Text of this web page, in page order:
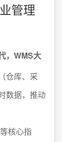
管理
，WMS大
仓库、采
数据，推动
核心指